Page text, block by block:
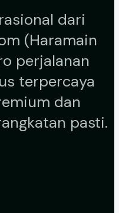
dari
(Haramain
perjalanan
terpercaya
dan
pasti.